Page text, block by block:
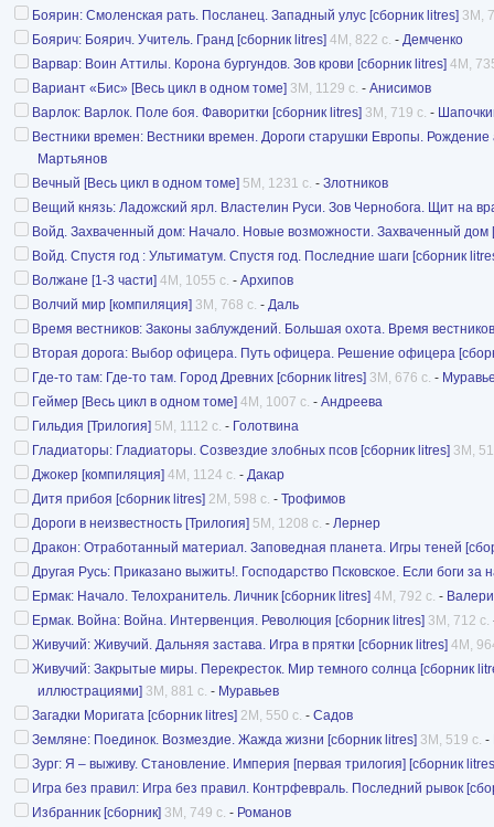
Боярин: Смоленская рать. Посланец. Западный улус [сборник litres] 3M,
Боярич: Боярич. Учитель. Гранд [сборник litres] 4M, 822 с. - Демченко
Варвар: Воин Аттилы. Корона бургундов. Зов крови [сборник litres] 4M,
Вариант «Бис» [Весь цикл в одном томе] 3M, 1129 с. - Анисимов
Варлок: Варлок. Поле боя. Фаворитки [сборник litres] 3M, 719 с. -
Вестники времен: Вестники времен. Дороги старушки Европы.
Мартьянов
Вечный [Весь цикл в одном томе] 5M, 1231 с. - Злотников
Вещий князь: Ладожский ярл. Властелин Руси. Зов Чернобога. Щит на
Войд. Захваченный дом: Начало. Новые возможности. Захваченный дом
Войд. Спустя год : Ультиматум. Спустя год. Последние шаги [сборник
Волжане [1-3 части] 4M, 1055 с. - Архипов
Волчий мир [компиляция] 3M, 768 с. - Даль
Время вестников: Законы заблуждений. Большая охота. Время
Вторая дорога: Выбор офицера. Путь офицера. Решение офицера
Где-то там: Где-то там. Город Древних [сборник litres] 3M, 676 с. -
Геймер [Весь цикл в одном томе] 4M, 1007 с. - Андреева
Гильдия [Трилогия] 5M, 1112 с. - Голотвина
Гладиаторы: Гладиаторы. Созвездие злобных псов [сборник litres] 3M,
Джокер [компиляция] 4M, 1124 с. - Дакар
Дитя прибоя [сборник litres] 2M, 598 с. - Трофимов
Дороги в неизвестность [Трилогия] 5M, 1208 с. - Лернер
Дракон: Отработанный материал. Заповедная планета. Игры теней
Другая Русь: Приказано выжить!. Господарство Псковское. Если боги за
Ермак: Начало. Телохранитель. Личник [сборник litres] 4M, 792 с. -
Ермак. Война: Война. Интервенция. Революция [сборник litres] 3M, 712 с.
Живучий: Живучий. Дальняя застава. Игра в прятки [сборник litres] 4M,
Живучий: Закрытые миры. Перекресток. Мир темного солнца [сборник
иллюстрациями] 3M, 881 с. - Муравьев
Загадки Моригата [сборник litres] 2M, 550 с. - Садов
Земляне: Поединок. Возмездие. Жажда жизни [сборник litres] 3M, 519 с. -
Зург: Я – выживу. Становление. Империя [первая трилогия] [сборник
Игра без правил: Игра без правил. Контрфевраль. Последний рывок
Избранник [сборник] 3M, 749 с. - Романов